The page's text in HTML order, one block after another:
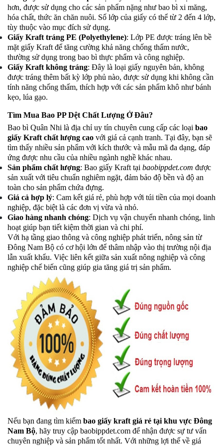
hơn, được sử dụng cho các sản phẩm nặng như bao bì xi măng,
hóa chất, thức ăn chăn nuôi. Số lớp của giấy có thể từ 2 đến 4 lớp,
tùy thuộc vào mục đích sử dụng.
Giấy Kraft tráng PE (Polyethylene): Lớp PE được tráng lên bề
mặt giấy Kraft để tăng cường khả năng chống thấm nước,
thường sử dụng trong bao bì thực phẩm và công nghiệp.
Giấy Kraft không tráng: Đây là loại giấy nguyên bản, không
được tráng thêm bất kỳ lớp phủ nào, được sử dụng khi không cần
tính năng chống thấm, thích hợp với các sản phẩm khô như bánh
kẹo, lúa gạo.
Tìm Mua Bao PP Dệt Chất Lượng Ở Đâu?
Bao bì Quân Nhi là địa chỉ uy tín chuyên cung cấp các loại bao
giấy Kraft chất lượng cao với giá cả cạnh tranh. Tại đây, bạn sẽ
tìm thấy nhiều sản phẩm với kích thước và mẫu mã đa dạng, đáp
ứng được nhu cầu của nhiều ngành nghề khác nhau.
Sản phẩm chất lượng: Bao giấy Kraft tại baobippdet.com được
sản xuất với tiêu chuẩn nghiêm ngặt, đảm bảo độ bền và độ an
toàn cho sản phẩm chứa đựng.
Giá cả hợp lý: Cam kết giá rẻ, phù hợp với túi tiền của mọi doanh
nghiệp, đặc biệt là các đơn vị vừa và nhỏ.
Giao hàng nhanh chóng: Dịch vụ vận chuyển nhanh chóng, linh
hoạt giúp bạn tiết kiệm thời gian và chi phí.
Với hạ tầng giao thông và công nghiệp phát triển, nông sản từ
Đông Nam Bộ có cơ hội lớn để thâm nhập vào thị trường nội địa
lẫn xuất khẩu. Việc liên kết giữa sản xuất nông nghiệp và công
nghiệp chế biến cũng giúp gia tăng giá trị sản phẩm.
Nếu bạn đang tìm kiếm bao giấy kraft giá rẻ tại khu vực Đông
Nam Bộ, hãy truy cập baobippdet.com để nhận được sự tư vấn
chuyên nghiệp và sản phẩm tốt nhất. Với những lợi thế về giá